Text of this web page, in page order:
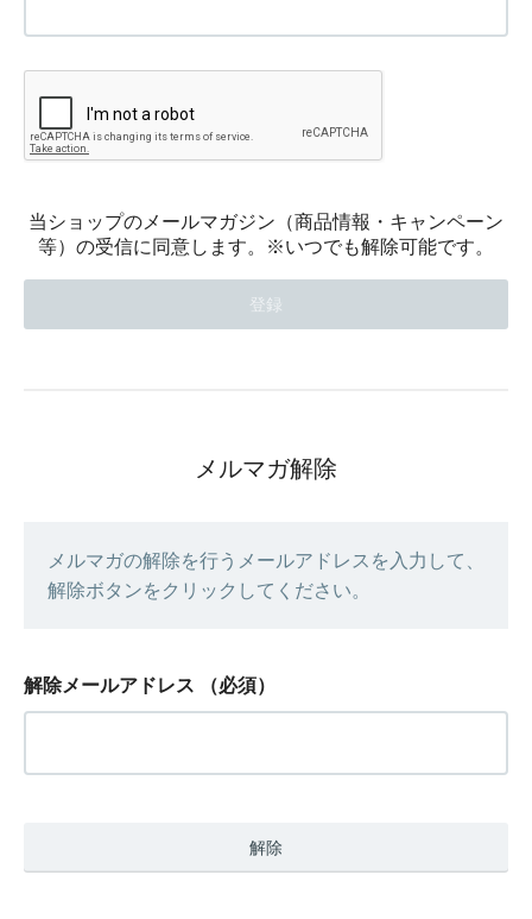
当ショップのメールマガジン（商品情報・キャンペーン
等）の受信に同意します。※いつでも解除可能です。
メルマガ解除
メルマガの解除を行うメールアドレスを入力して、
解除ボタンをクリックしてください。
解除メールアドレス （必須）